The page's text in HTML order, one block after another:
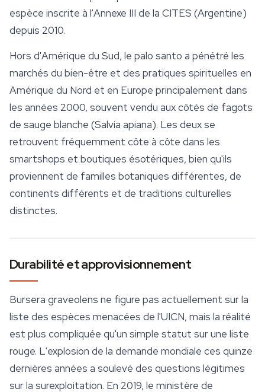
espèce inscrite à l'Annexe III de la CITES (Argentine)
depuis 2010.
Hors d'Amérique du Sud, le palo santo a pénétré les
marchés du bien-être et des pratiques spirituelles en
Amérique du Nord et en Europe principalement dans
les années 2000, souvent vendu aux côtés de fagots
de sauge blanche (Salvia apiana). Les deux se
retrouvent fréquemment côte à côte dans les
smartshops et boutiques ésotériques, bien qu'ils
proviennent de familles botaniques différentes, de
continents différents et de traditions culturelles
distinctes.
Durabilité et approvisionnement
Bursera graveolens ne figure pas actuellement sur la
liste des espèces menacées de l'UICN, mais la réalité
est plus compliquée qu'un simple statut sur une liste
rouge. L'explosion de la demande mondiale ces quinze
dernières années a soulevé des questions légitimes
sur la surexploitation. En 2019, le ministère de